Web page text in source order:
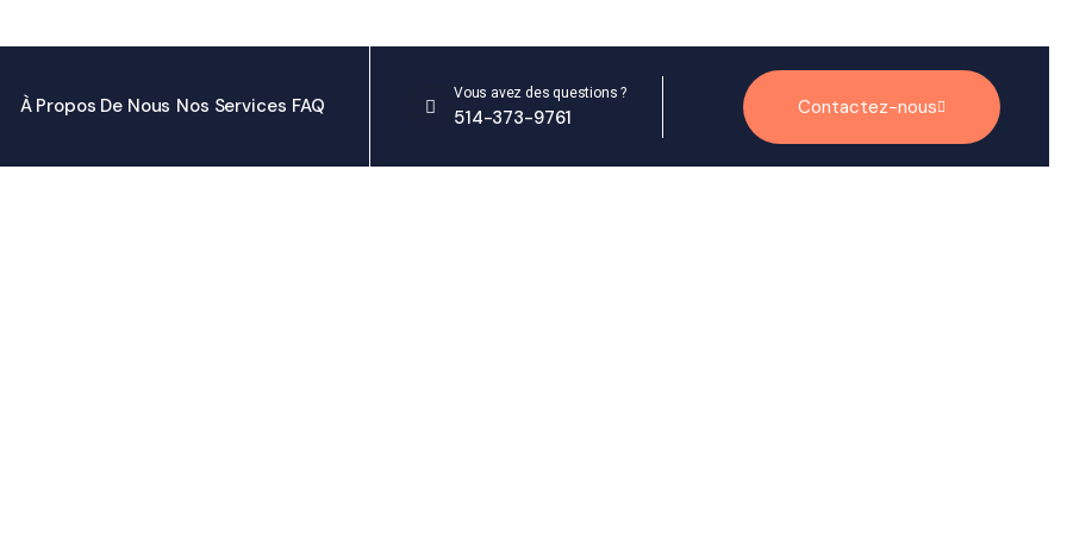
À Propos De Nous Nos Services FAQ 514-373-9761
Vous avez des questions ?
Contactez-nous